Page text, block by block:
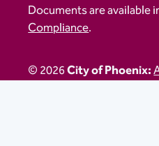
Documents are
Compliance.
© 2026City of Phoenix: